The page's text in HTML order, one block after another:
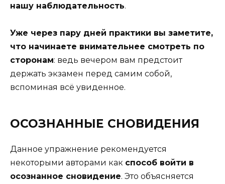
нашу наблюдательность.
Уже через пару дней практики вы заметите,
что начинаете внимательнее смотреть по
сторонам: ведь вечером вам предстоит
держать экзамен перед самим собой,
вспоминая всё увиденное.
ОСОЗНАННЫЕ СНОВИДЕНИЯ
Данное упражнение рекомендуется
некоторыми авторами как способ войти в
осознанное сновидение. Это объясняется